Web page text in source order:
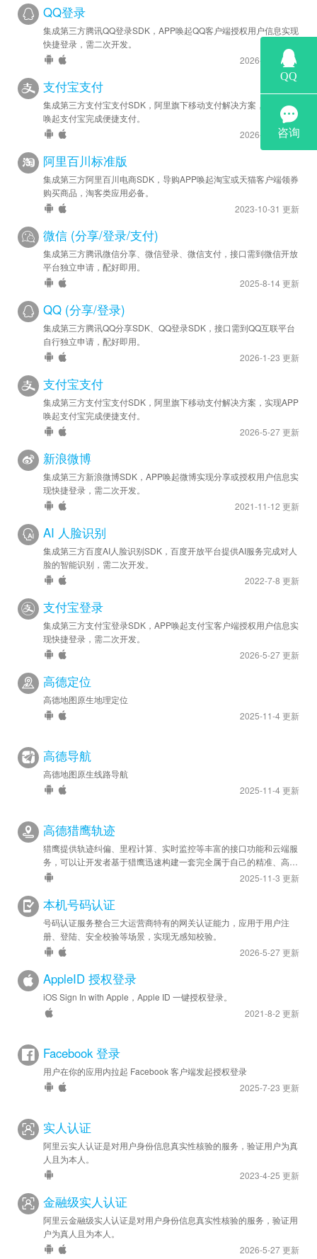
QQ登录
集成第三方腾讯QQ登录SDK，APP唤起QQ客户端授权用户信息实现
快捷登录，需二次开发。
2026-1-23 更新
支付宝支付
集成第三方支付宝支付SDK，阿里旗下移动支付解决方案，实现APP
唤起支付宝完成便捷支付。
2026-5-27 更新
阿里百川标准版
集成第三方阿里百川电商SDK，导购APP唤起淘宝或天猫客户端领券
购买商品，淘客类应用必备。
2023-10-31 更新
微信 (分享/登录/支付)
集成第三方腾讯微信分享、微信登录、微信支付，接口需到微信开放
平台独立申请，配好即用。
2025-8-14 更新
QQ (分享/登录)
集成第三方腾讯QQ分享SDK、QQ登录SDK，接口需到QQ互联平台
自行独立申请，配好即用。
2026-1-23 更新
支付宝支付
集成第三方支付宝支付SDK，阿里旗下移动支付解决方案，实现APP
唤起支付宝完成便捷支付。
2026-5-27 更新
新浪微博
集成第三方新浪微博SDK，APP唤起微博实现分享或授权用户信息实
现快捷登录，需二次开发。
2021-11-12 更新
AI 人脸识别
集成第三方百度AI人脸识别SDK，百度开放平台提供AI服务完成对人
脸的智能识别，需二次开发。
2022-7-8 更新
支付宝登录
集成第三方支付宝登录SDK，APP唤起支付宝客户端授权用户信息实
现快捷登录，需二次开发。
2026-5-27 更新
高德定位
高德地图原生地理定位
2025-11-4 更新
高德导航
高德地图原生线路导航
2025-11-4 更新
高德猎鹰轨迹
猎鹰提供轨迹纠偏、里程计算、实时监控等丰富的接口功能和云端服
务，可以让开发者基于猎鹰迅速构建一套完全属于自己的精准、高效
的轨迹管理系统，应用于车队管理、人员管理等领域。2025-11-3 更新
本机号码认证
号码认证服务整合三大运营商特有的网关认证能力，应用于用户注
册、登陆、安全校验等场景，实现无感知校验。
2026-5-27 更新
AppleID 授权登录
iOS Sign In with Apple，Apple ID 一键授权登录。
2021-8-2 更新
Facebook 登录
用户在你的应用内拉起 Facebook 客户端发起授权登录
2025-7-23 更新
实人认证
阿里云实人认证是对用户身份信息真实性核验的服务，验证用户为真
人且为本人。
2023-4-25 更新
金融级实人认证
阿里云金融级实人认证是对用户身份信息真实性核验的服务，验证用
户为真人且为本人。
2026-5-27 更新